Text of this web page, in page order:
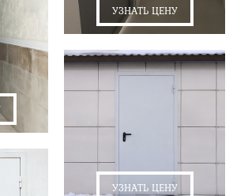
УЗНАТЬ ЦЕНУ
УЗНАТЬ ЦЕНУ